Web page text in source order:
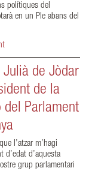
polítiques del
en un Ple abans del
Julià de Jòdar
de la
del Parlament
l’atzar m’hagi
d’edat d’aquesta
grup parlamentari